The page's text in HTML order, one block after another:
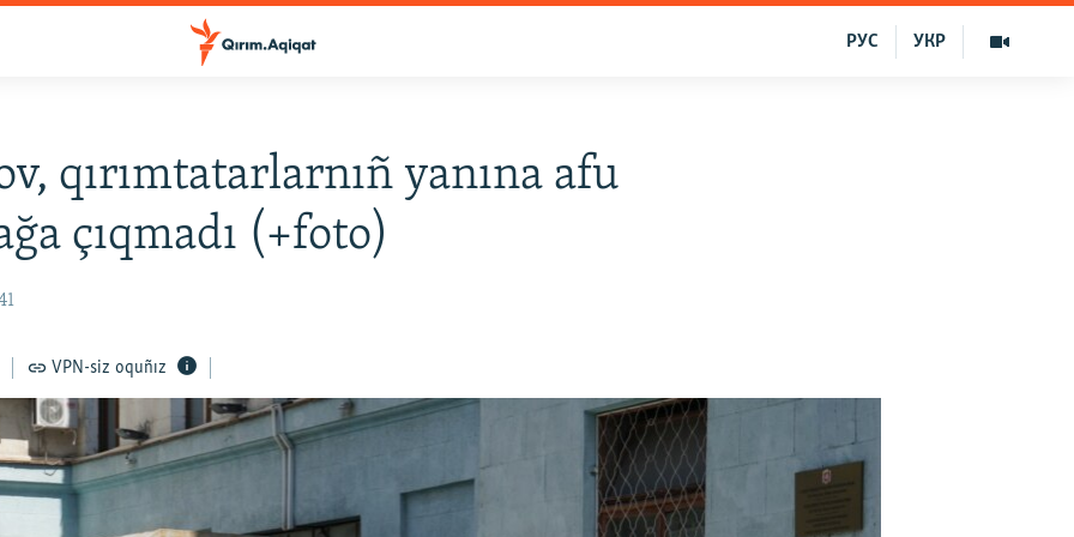
УКР
РУС
qırımtatarlarnıñ yanına afu
çıqmadı (+foto)
VPN-siz oquñız